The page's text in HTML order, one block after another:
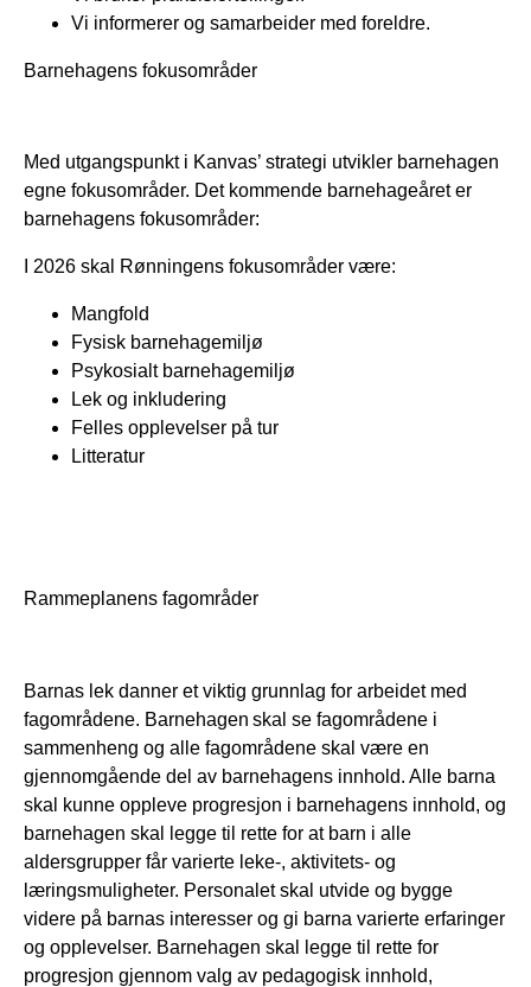
Vi informerer og samarbeider med foreldre.
Barnehagens fokusområder
Med utgangspunkt i Kanvas’ strategi utvikler barnehagen
egne fokusområder. Det kommende barnehageåret er
barnehagens fokusområder:
I 2026 skal Rønningens fokusområder være:
Mangfold
Fysisk barnehagemiljø
Psykosialt barnehagemiljø
Lek og inkludering
Felles opplevelser på tur
Litteratur
Rammeplanens fagområder
Barnas lek danner et viktig grunnlag for arbeidet med
fagområdene. Barnehagen skal se fagområdene i
sammenheng og alle fagområdene skal være en
gjennomgående del av barnehagens innhold. Alle barna
skal kunne oppleve progresjon i barnehagens innhold, og
barnehagen skal legge til rette for at barn i alle
aldersgrupper får varierte leke-, aktivitets- og
læringsmuligheter. Personalet skal utvide og bygge
videre på barnas interesser og gi barna varierte erfaringer
og opplevelser. Barnehagen skal legge til rette for
progresjon gjennom valg av pedagogisk innhold,